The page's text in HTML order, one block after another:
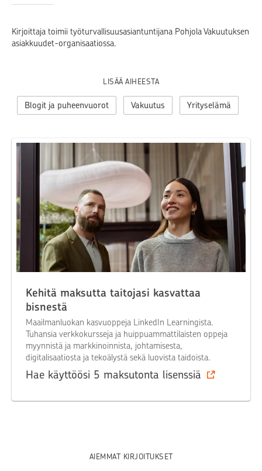
Kirjoittaja toimii työturvallisuusasiantuntijana Pohjola Vakuutuksen
asiakkuudet-organisaatiossa.
LISÄÄ AIHEESTA
Blogit ja puheenvuorot Vakuutus Yrityselämä
Kehitä maksutta taitojasi kasvattaa
bisnestä
Maailmanluokan kasvuoppeja LinkedIn Learningista.
Tuhansia verkkokursseja ja huippuammattilaisten oppeja
myynnistä ja markkinoinnista, johtamisesta,
digitalisaatiosta ja tekoälystä sekä luovista taidoista.
Hae käyttöösi 5 maksutonta lisenssiä
AIEMMAT KIRJOITUKSET